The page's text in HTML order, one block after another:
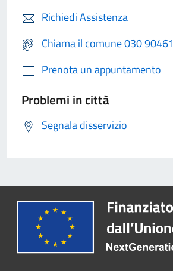
Richiedi Assistenza
Chiama il comune 030 90461
Prenota un appuntamento
Problemi in città
Segnala disservizio